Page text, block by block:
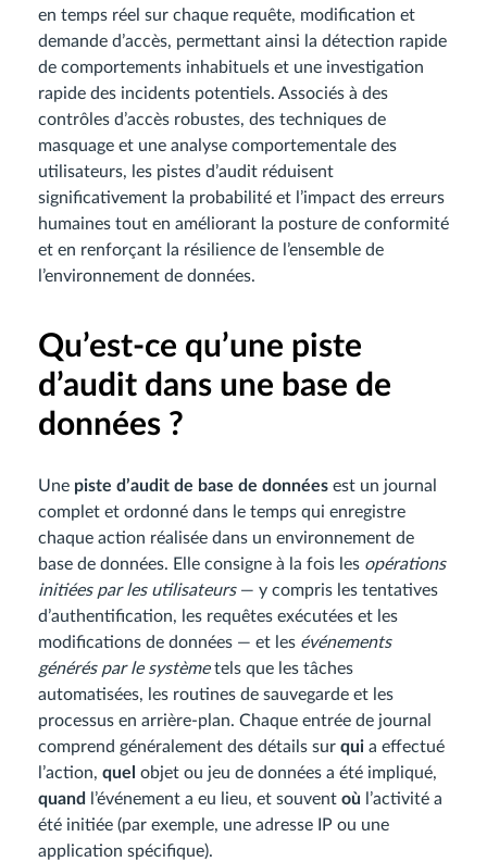
en temps réel sur chaque requête, modification et
demande d’accès, permettant ainsi la détection rapide
de comportements inhabituels et une investigation
rapide des incidents potentiels. Associés à des
contrôles d’accès robustes, des techniques de
masquage et une analyse comportementale des
utilisateurs, les pistes d’audit réduisent
significativement la probabilité et l’impact des erreurs
humaines tout en améliorant la posture de conformité
et en renforçant la résilience de l’ensemble de
l’environnement de données.
Qu’est-ce qu’une piste
d’audit dans une base de
données ?
Une piste d’audit de base de données est un journal
complet et ordonné dans le temps qui enregistre
chaque action réalisée dans un environnement de
base de données. Elle consigne à la fois les opérations
initiées par les utilisateurs— y compris les tentatives
d’authentification, les requêtes exécutées et les
modifications de données — et les événements
générés par le systèmetels que les tâches
automatisées, les routines de sauvegarde et les
processus en arrière-plan. Chaque entrée de journal
comprend généralement des détails sur qui a effectué
l’action, quel objet ou jeu de données a été impliqué,
quand
l’événement a eu lieu, et souvent où l’activité a
été initiée (par exemple, une adresse IP ou une
application spécifique).